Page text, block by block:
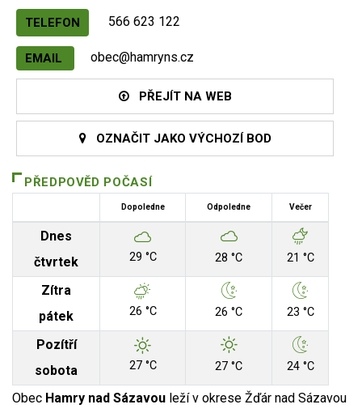
TELEFON 566 623 122
EMAIL obec@hamryns.cz
PŘEJÍT NA WEB
OZNAČIT JAKO VÝCHOZÍ BOD
PŘEDPOVĚD POČASÍ
Dopoledne Odpoledne Večer
Dnes
čtvrtek
29 °C 28 °C 21 °C
Zítra
pátek
26 °C 26 °C 23 °C
Pozítří
sobota
27 °C 27 °C 24 °C
Obec Hamry nad Sázavou leží v okrese Žďár nad Sázavou